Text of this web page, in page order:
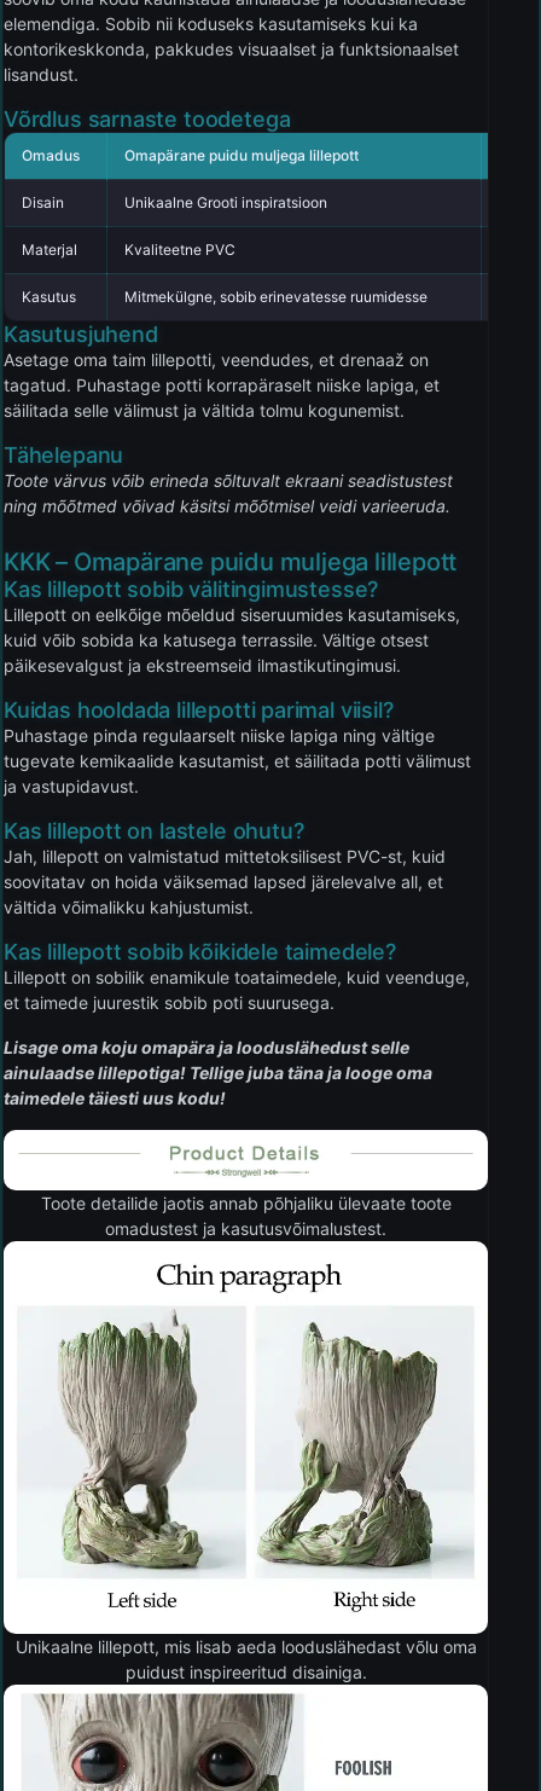
elemendiga. Sobib nii koduseks kasutamiseks kui ka
kontorikeskkonda, pakkudes visuaalset ja funktsionaalset
lisandust.
Võrdlus sarnaste toodetega
Omadus Omapärane puidu muljega lillepott
Disain Unikaalne Grooti inspiratsioon
Materjal Kvaliteetne PVC
Kasutus Mitmekülgne, sobib erinevatesse ruumidesse
Kasutusjuhend
Asetage oma taim lillepotti, veendudes, et drenaaž on
tagatud. Puhastage potti korrapäraselt niiske lapiga, et
säilitada selle välimust ja vältida tolmu kogunemist.
Tähelepanu
Toote värvus võib erineda sõltuvalt ekraani seadistustest
ning mõõtmed võivad käsitsi mõõtmisel veidi varieeruda.
KKK – Omapärane puidu muljega lillepott
Kas lillepott sobib välitingimustesse?
Lillepott on eelkõige mõeldud siseruumides kasutamiseks,
kuid võib sobida ka katusega terrassile. Vältige otsest
päikesevalgust ja ekstreemseid ilmastikutingimusi.
Kuidas hooldada lillepotti parimal viisil?
Puhastage pinda regulaarselt niiske lapiga ning vältige
tugevate kemikaalide kasutamist, et säilitada potti välimust
ja vastupidavust.
Kas lillepott on lastele ohutu?
Jah, lillepott on valmistatud mittetoksilisest PVC-st, kuid
soovitatav on hoida väiksemad lapsed järelevalve all, et
vältida võimalikku kahjustumist.
Kas lillepott sobib kõikidele taimedele?
Lillepott on sobilik enamikule toataimedele, kuid veenduge,
et taimede juurestik sobib poti suurusega.
Lisage oma koju omapära ja looduslähedust selle
ainulaadse lillepotiga! Tellige juba täna ja looge oma
taimedele täiesti uus kodu!
Toote detailide jaotis annab põhjaliku ülevaate toote
omadustest ja kasutusvõimalustest.
Unikaalne lillepott, mis lisab aeda looduslähedast võlu oma
puidust inspireeritud disainiga.